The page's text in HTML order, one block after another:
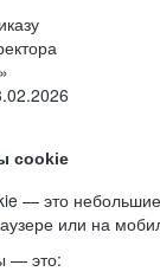
cookie
— это
или на
— это: